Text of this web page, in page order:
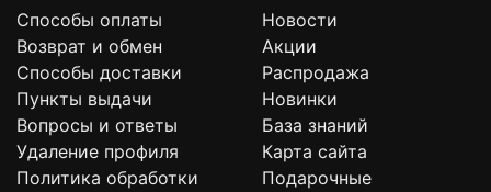
Способы оплаты
Возврат и обмен
Способы доставки
Пункты выдачи
Вопросы и ответы
Удаление профиля
Политика обработки
Новости
Акции
Распродажа
Новинки
База знаний
Карта сайта
Подарочные